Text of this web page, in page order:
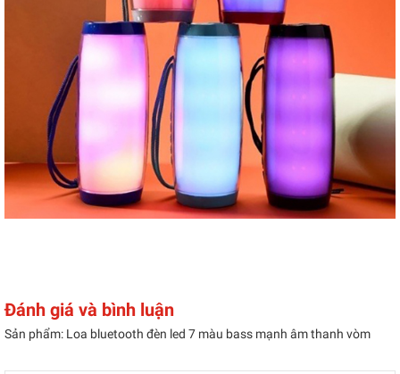
Đánh giá và bình luận
Sản phẩm: Loa bluetooth đèn led 7 màu bass mạnh âm thanh vòm